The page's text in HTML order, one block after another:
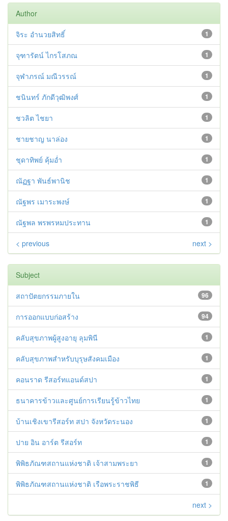
Author
1
จิระ อำนวยสิทธิ์
1
จุฑารัตน์ ไกรโสภณ
1
จุฬาภรณ์ มณีวรรณ์
1
ชนินทร์ ภักดีวุฒิพงศ์
1
ชวลิต ไชยา
1
ชายชาญ นาล่อง
1
ชุดาทิพย์ คุ้มอ่ำ
1
ณัฏฐา พันธ์พานิช
1
ณัฐพร เมาระพงษ์
1
ณัฐพล พรพรหมประทาน
< previous next >
Subject
96
สถาปัตยกรรมภายใน
94
การออกแบบก่อสร้าง
1
คลับสุขภาพผู้สูงอายุ ลุมพินี
1
คลับสุขภาพสำหรับบุรุษสังคมเมือง
1
คอนราด รีสอร์ทแอนด์สปา
1
ธนาคารข้าวและศูนย์การเรียนรู้ข้าวไทย
1
บ้านเชิงเขารีสอร์ท สปา จังหวัดระนอง
1
ปาย อิน อาร์ต รีสอร์ท
1
พิพิธภัณฑสถานแห่งชาติ เจ้าสามพระยา
1
พิพิธภัณฑสถานแห่งชาติ เรือพระราชพิธี
next >